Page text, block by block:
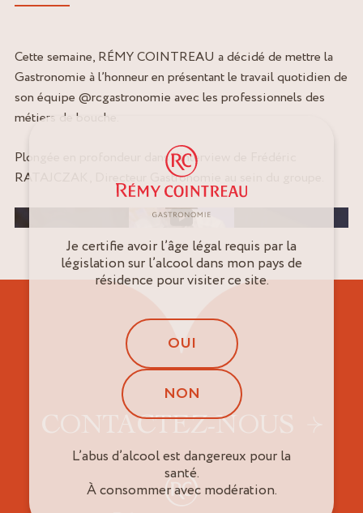
Cette semaine, RÉMY COINTREAU a décidé de mettre la
Gastronomie à l’honneur en présentant le travail quotidien de
son équipe @rcgastronomie avec les professionnels des
métiers de bouche.
Plongée en profondeur dans l’interview de Frédéric
RATAJCZAK, Directeur Gastronomie au sein du groupe.
Image de couverture de la vidéo
CONTACTEZ-NOUS
Je certifie avoir l’âge légal requis par la
législation sur l’alcool dans mon pays de
résidence pour visiter ce site.
OUI
NON
L’abus d’alcool est dangereux pour la
santé.
À consommer avec modération.